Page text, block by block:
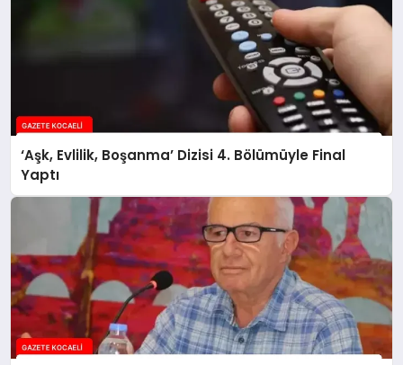
‘Aşk, Evlilik, Boşanma’ Dizisi 4. Bölümüyle Final
Yaptı